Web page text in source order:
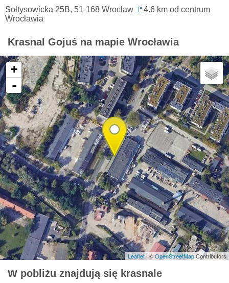
Sołtysowicka 25B, 51-168 Wrocław 🚩4.6 km od centrum
Wrocławia
Krasnal Gojuś na mapie Wrocławia
+
-
Leaflet| ©OpenStreetMapContributors
W pobliżu znajdują się krasnale